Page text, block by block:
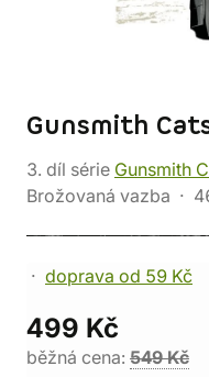
Gunsmith
3. díl série Gunsmith
Brožovaná vazba
doprava od 59 Kč
499 Kč
běžná cena: 549 Kč